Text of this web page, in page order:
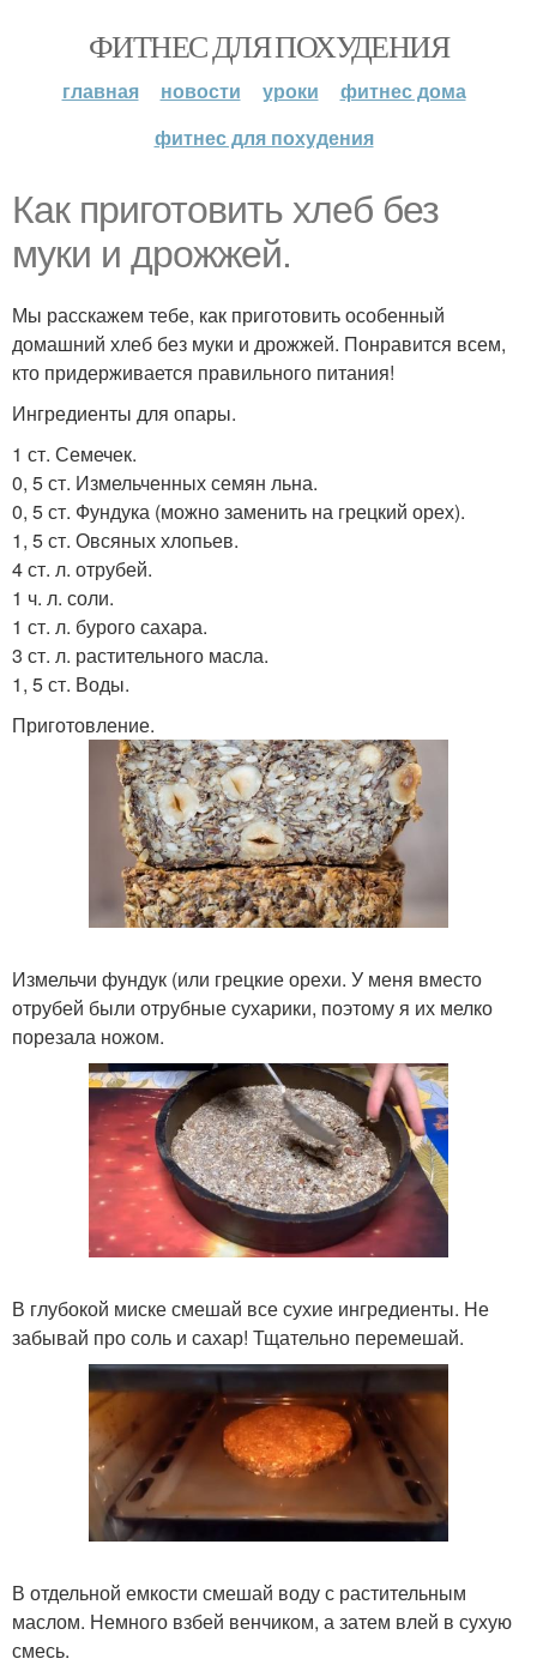
ФИТНЕС ДЛЯ ПОХУДЕНИЯ
главная новости уроки
фитнес дома
фитнес для похудения
Как приготовить хлеб без
муки и дрожжей.
Мы расскажем тебе, как приготовить особенный
домашний хлеб без муки и дрожжей. Понравится всем,
кто придерживается правильного питания!
Ингредиенты для опары.
1 ст. Семечек.
0, 5 ст. Измельченных семян льна.
0, 5 ст. Фундука (можно заменить на грецкий орех).
1, 5 ст. Овсяных хлопьев.
4 ст. л. отрубей.
1 ч. л. соли.
1 ст. л. бурого сахара.
3 ст. л. растительного масла.
1, 5 ст. Воды.
Приготовление.
Измельчи фундук (или грецкие орехи. У меня вместо
отрубей были отрубные сухарики, поэтому я их мелко
порезала ножом.
В глубокой миске смешай все сухие ингредиенты. Не
забывай про соль и сахар! Тщательно перемешай.
В отдельной емкости смешай воду с растительным
маслом. Немного взбей венчиком, а затем влей в сухую
смесь.